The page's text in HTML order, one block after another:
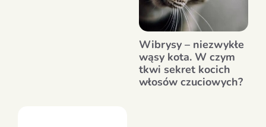
Wibrysy – niezwykłe
wąsy kota. W czym
tkwi sekret kocich
włosów czuciowych?